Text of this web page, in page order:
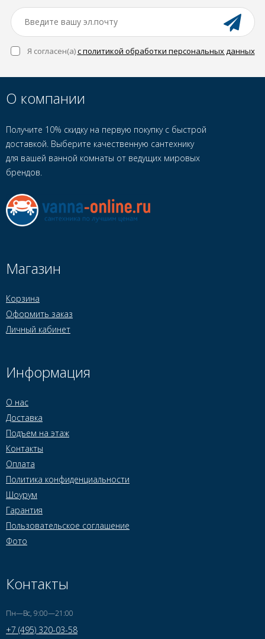
Я согласен(a)с политикой обработки персональных данных
О компании
Получите 10% скидку на первую покупку с быстрой
доставкой. Выберите качественную сантехнику
для вашей ванной комнаты от ведущих мировых
брендов.
Магазин
Корзина
Оформить заказ
Личный кабинет
Информация
О нас
Доставка
Подъем на этаж
Контакты
Оплата
Политика конфиденциальности
Шоурум
Гарантия
Пользовательское соглашение
Фото
Контакты
Пн—Вс, 9:00—21:00
+7 (495) 320-03-58